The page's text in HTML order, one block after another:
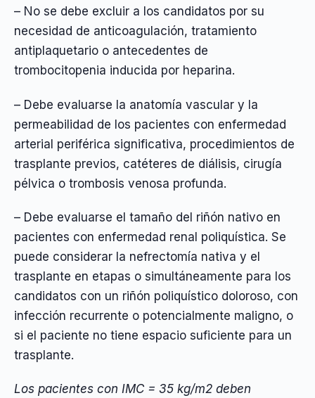
– No se debe excluir a los candidatos por su
necesidad de anticoagulación, tratamiento
antiplaquetario o antecedentes de
trombocitopenia inducida por heparina.
– Debe evaluarse la anatomía vascular y la
permeabilidad de los pacientes con enfermedad
arterial periférica significativa, procedimientos de
trasplante previos, catéteres de diálisis, cirugía
pélvica o trombosis venosa profunda.
– Debe evaluarse el tamaño del riñón nativo en
pacientes con enfermedad renal poliquística. Se
puede considerar la nefrectomía nativa y el
trasplante en etapas o simultáneamente para los
candidatos con un riñón poliquístico doloroso, con
infección recurrente o potencialmente maligno, o
si el paciente no tiene espacio suficiente para un
trasplante.
Los pacientes con IMC = 35 kg/m2 deben